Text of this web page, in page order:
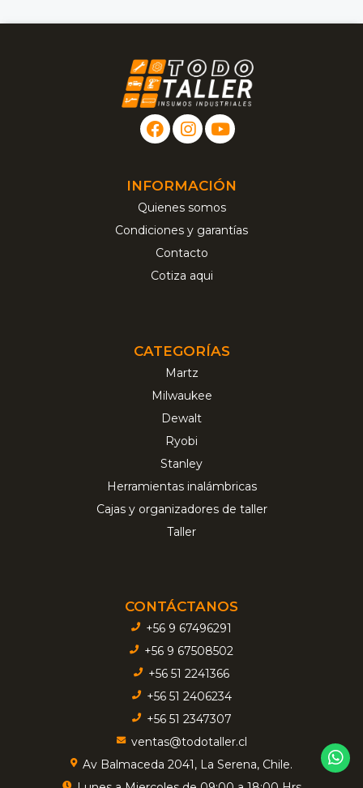
INFORMACIÓN
Quienes somos
Condiciones y garantías
Contacto
Cotiza aqui
CATEGORÍAS
Martz
Milwaukee
Dewalt
Ryobi
Stanley
Herramientas inalámbricas
Cajas y organizadores de taller
Taller
CONTÁCTANOS
+56 9 67496291
+56 9 67508502
+56 51 2241366
+56 51 2406234
+56 51 2347307
ventas@todotaller.cl
Av Balmaceda 2041, La Serena, Chile.